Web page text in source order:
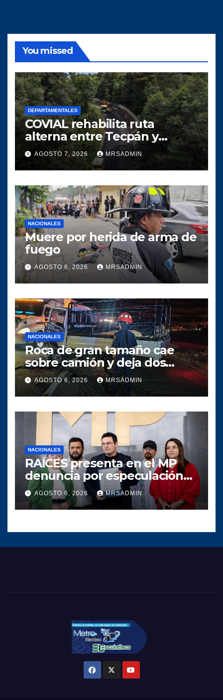
You missed
DEPARTAMENTALES
COVIAL rehabilita ruta
alterna entre Tecpán y
Quiché para optimizar la
circulación vial
AGOSTO 7, 2026 MRSADMIN
NACIONALES
Muere por herida de arma de
fuego
AGOSTO 6, 2026 MRSADMIN
NACIONALES
Roca de gran tamaño cae
sobre camión y deja dos
heridos en ruta al Atlántico
AGOSTO 6, 2026 MRSADMIN
NACIONALES
RAÍCES presenta en el MP
denuncia por especulación
en los precios de
combustible
AGOSTO 6, 2026 MRSADMIN